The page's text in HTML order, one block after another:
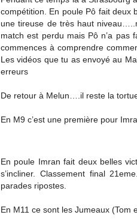
compétition. En poule Pô fait deux
une tireuse de très haut
match est perdu mais Pô n’a pas
commences à comprendre
Les vidéos que tu as envoyé au
erreurs
De retour à Melun….il reste la
En M9 c’est une première pour
En poule Imran fait deux belles
s’incliner. Classement final
parades ripostes.
En M11 ce sont les Jumeaux (Tom